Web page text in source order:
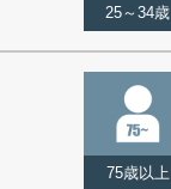
25～34歳
75歳以上